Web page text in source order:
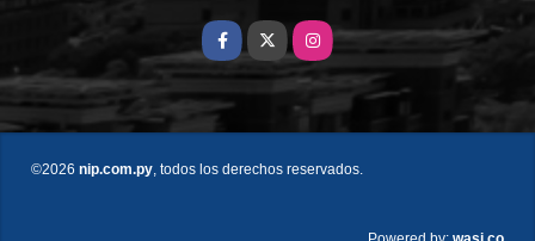
Facebook
X Instagram
©2026 nip.com.py, todos los derechos reservados.